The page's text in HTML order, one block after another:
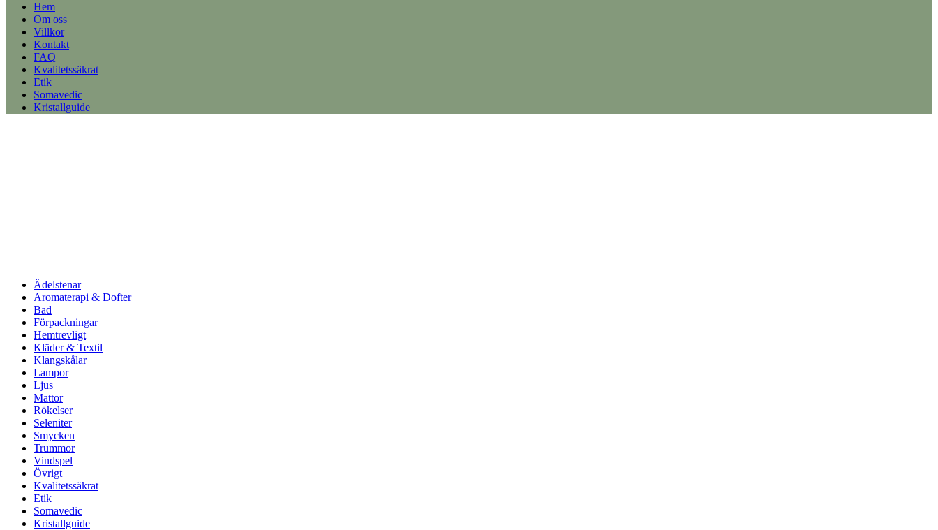
Hem
Om oss
Villkor
Kontakt
FAQ
Kvalitetssäkrat
Etik
Somavedic
Kristallguide
Ädelstenar
Aromaterapi & Dofter
Bad
Förpackningar
Hemtrevligt
Kläder & Textil
Klangskålar
Lampor
Ljus
Mattor
Rökelser
Seleniter
Smycken
Trummor
Vindspel
Övrigt
Kvalitetssäkrat
Etik
Somavedic
Kristallguide